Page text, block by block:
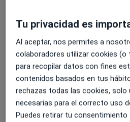
+5a11y_sr_more_diseases
Tipos de consulta
PresencialVer direcciones
Fotos y vídeos
Tu privacidad es
Al aceptar, nos permites a
colaboradores utilizar cookies (o
para recopilar datos con fines
contenidos basados en tus
rechazas todas las cookies, solo
necesarias para el correcto uso
Puedes retirar tu